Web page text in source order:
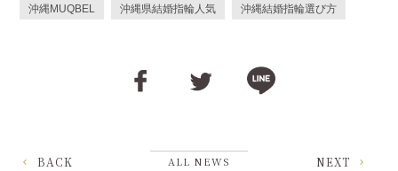
沖縄MUQBEL 沖縄県結婚指輪人気 沖縄結婚指輪選び方
BACK ALL NEWS NEXT